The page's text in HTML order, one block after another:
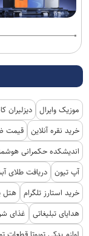
موزیک وایرال دیزلیران
خرید نقره آنلاین قیمت
اندیشکده حکمرانی
آپ تیون دریافت طلای
خرید استارز تلگرام
هتل
هدایای تبلیغاتی
غذای